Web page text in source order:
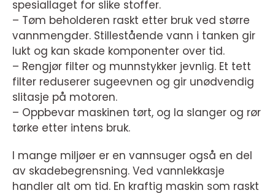
spesiallaget for slike stoffer.
– Tøm beholderen raskt etter bruk ved større
vannmengder. Stillestående vann i tanken gir
lukt og kan skade komponenter over tid.
– Rengjør filter og munnstykker jevnlig. Et tett
filter reduserer sugeevnen og gir unødvendig
slitasje på motoren.
– Oppbevar maskinen tørt, og la slanger og rør
tørke etter intens bruk.
I mange miljøer er en vannsuger også en del
av skadebegrensning. Ved vannlekkasje
handler alt om tid. En kraftig maskin som raskt